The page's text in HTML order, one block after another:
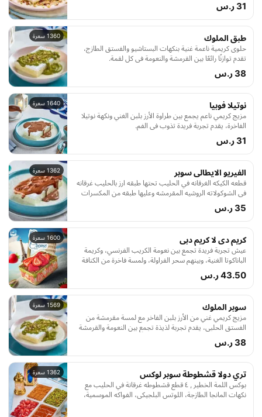
31 ر.س
1360 سعرة طبق الملوك
حلوى كريمية ناعمة غنية بنكهات البستاشيو والفستق الطازج،
تقدم توازنًا رائعًا بين القرمشة والنعومة في كل لقمة.
38 ر.س
1640 سعرة نوتيلا فوبيا
مزيج كريمي ناعم يجمع بين طراوة الأرز بلبن الغني ونكهة نوتيلا
الفاخرة، يقدم تجربة فريدة تذوب في الفم.
31 ر.س
1362 سعرة الفيريو الايطالى سوبر
قطعه الكيكه الغرقانه في الحليب تحتها طبقه ارز بالحليب غرقانه
في الشوكولاته الروشيه المقرمشه وعليها طبقه من المكسرات
الخطيره
35 ر.س
1600 سعرة كريم دى لا كريم دبى
عيش تجربة فريدة تجمع بين نعومة الكريب الفرنسي، وكريمة
الباناكوتا الغنية، وبينهم سحر الفراولة، ولمسة فاخرة من الكنافة
المحمصة والبندق المكرمل، تحت زخات من شوكولاتة بلجيكية
43.50 ر.س
1569 سعرة سوبر الملوك
مزيج كريمي غني من الأرز بلبن الفاخر مع لمسة مقرمشة من
الفستق الحلبي، يقدم تجربة لذيذة تجمع بين النعومة والقرمشة
في كل لقمة.
38 ر.س
1362 سعرة تري دولا قشطوطة سوبر لوكس
بوكس اللمة الخطير , ٤ قطع قشطوطه غرقانة في الحليب مع
نكهات المانجا الطازجة، اللوتس البلجيكي، الفواكه الموسمية،